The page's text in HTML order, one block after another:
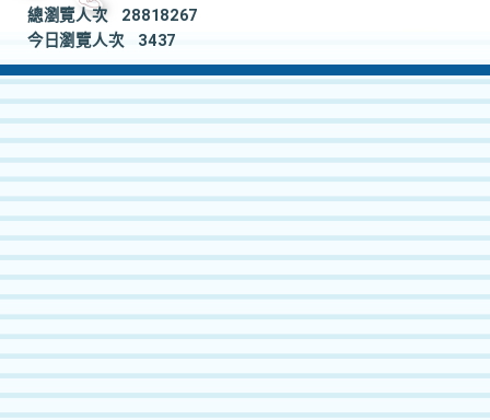
總瀏覽人次
28818267
今日瀏覽人次
3437